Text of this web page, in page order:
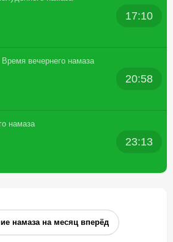
17:10
Время вечернего намаза
20:58
намаза
23:13
намаза на месяц вперёд